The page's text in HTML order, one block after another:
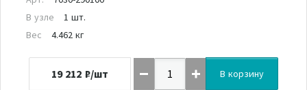
В узле
1 шт.
Вес
4.462 кг
19 212 ₽/шт В корзину